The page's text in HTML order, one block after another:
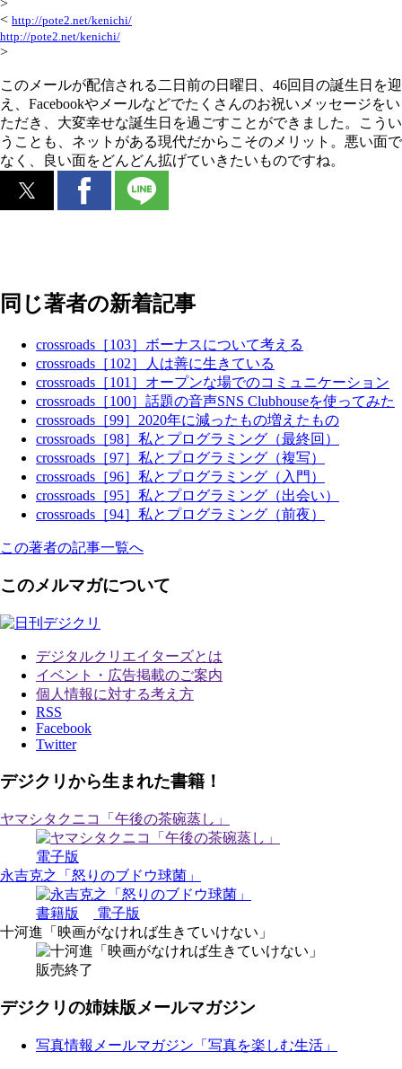
< http://pote2.net/kenichi/
http://pote2.net/kenichi/
>
このメールが配信される二日前の日曜日、46回目の誕生日を迎
え、Facebookやメールなどでたくさんのお祝いメッセージをい
ただき、大変幸せな誕生日を過ごすことができました。こうい
うことも、ネットがある現代だからこそのメリット。悪い面で
なく、良い面をどんどん拡げていきたいものですね。
同じ著者の新着記事
crossroads［103］ボーナスについて考える
crossroads［102］人は善に生きている
crossroads［101］オープンな場でのコミュニケーション
crossroads［100］話題の音声SNS Clubhouseを使ってみた
crossroads［99］2020年に減ったもの増えたもの
crossroads［98］私とプログラミング（最終回）
crossroads［97］私とプログラミング（複写）
crossroads［96］私とプログラミング（入門）
crossroads［95］私とプログラミング（出会い）
crossroads［94］私とプログラミング（前夜）
この著者の記事一覧へ
このメルマガについて
デジタルクリエイターズとは
イベント・広告掲載のご案内
個人情報に対する考え方
RSS
Facebook
Twitter
デジクリから生まれた書籍！
ヤマシタクニコ「午後の茶碗蒸し」
電子版
永吉克之「怒りのブドウ球菌」
書籍版
電子版
十河進「映画がなければ生きていけない」
販売終了
デジクリの姉妹版メールマガジン
写真情報メールマガジン「写真を楽しむ生活」